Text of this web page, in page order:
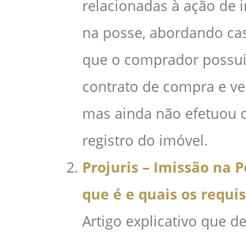
relacionadas à ação de
na posse, abordando
que o comprador possui
contrato de compra e
mas ainda não efetuou
registro do imóvel.
Projuris – Imissão na
que é e quais os
Artigo explicativo que